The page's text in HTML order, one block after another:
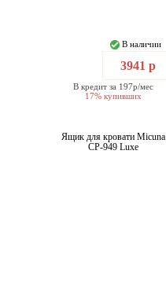
В наличии
3941 р
В кредит за 197р/мес
17% купивших
Ящик для кровати Micuna
CP-949 Luxe